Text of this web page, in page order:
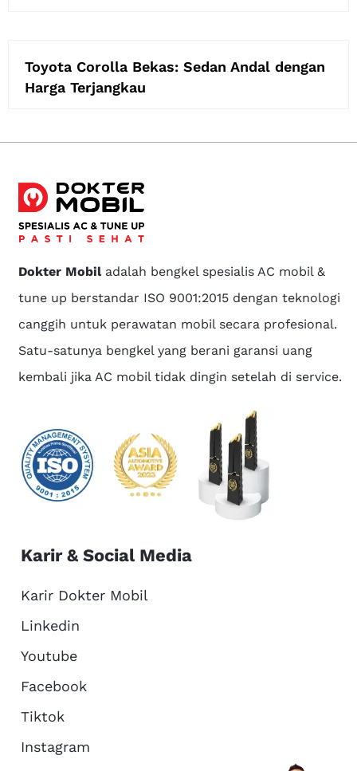
Toyota Corolla Bekas: Sedan Andal dengan
Harga Terjangkau
Dokter Mobiladalah bengkel spesialis AC mobil &
tune up berstandar ISO 9001:2015 dengan teknologi
canggih untuk perawatan mobil secara profesional.
Satu-satunya bengkel yang berani garansi uang
kembali jika AC mobil tidak dingin setelah di service.
Karir & Social Media
Karir Dokter Mobil
Linkedin
Youtube
Facebook
Tiktok
Instagram